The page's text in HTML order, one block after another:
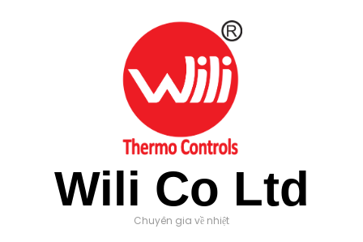
Wili Co Ltd
Chuyên gia về nhiệt